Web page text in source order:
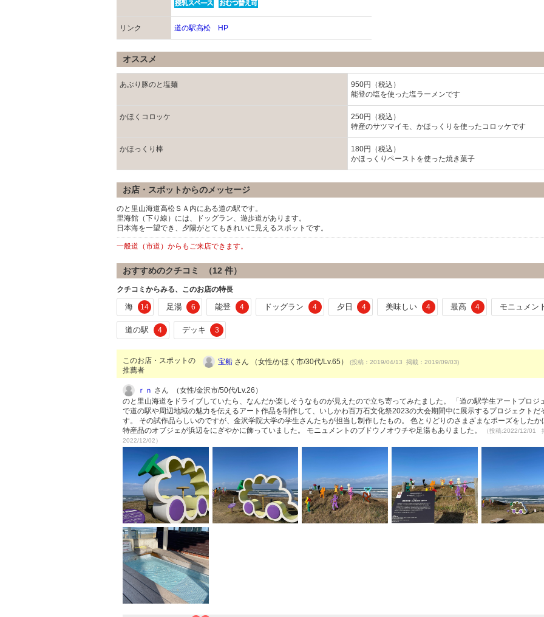
リンク 道の駅高松 HP
オススメ
あぶり豚のと塩麺
950円（税込）
能登の塩を使った塩ラーメンです
かほくコロッケ
250円（税込）
特産のサツマイモ、かほっくりを使ったコロッケです
かほっくり棒
180円（税込）
かほっくりペーストを使った焼き菓子
お店・スポットからのメッセージ
のと里山海道高松ＳＡ内にある道の駅です。
里海館（下り線）には、ドッグラン、遊歩道があります。
日本海を一望でき、夕陽がとてもきれいに見えるスポットです。
一般道（市道）からもご来店できます。
おすすめのクチコミ （12 件）
クチコミからみる、このお店の特長
海 14 足湯 6 能登 4 ドッグラン 4 夕日 4 美味しい 4 最高 4 モニュメン
道の駅 4 デッキ 3
このお店・スポットの
推薦者
宝船 さん （女性/かほく市/30代/Lv.65） (投稿：2019/04/13 掲載：2019/09/03)
ｒｎ さん （女性/金沢市/50代/Lv.26）
のと里山海道をドライブしていたら、なんだか楽しそうなものが見えたので立ち寄ってみたました。 「道の駅学生アートプロジ
で道の駅や周辺地域の魅力を伝えるアート作品を制作して、いしかわ百万石文化祭2023の大会期間中に展示するプロジェクトだ
す。 その試作品らしいのですが、金沢学院大学の学生さんたちが担当し制作したもの。 色とりどりのさまざまなポーズをしたか
特産品のオブジェが浜辺をにぎやかに飾っていました。 モニュメントのブドウノオウチや足湯もありました。
（投稿:2022/12/01
2022/12/02）